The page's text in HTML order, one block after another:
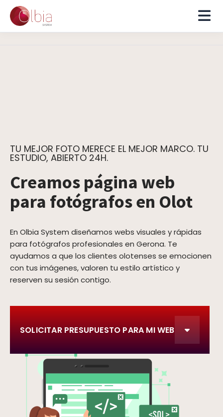
TU MEJOR FOTO MERECE EL MEJOR MARCO. TU
ESTUDIO, ABIERTO 24H.
Creamos página web
para fotógrafos en Olot
En Olbia System diseñamos webs visuales y rápidas
para fotógrafos profesionales en Gerona. Te
ayudamos a que los clientes olotenses se emocionen
con tus imágenes, valoren tu estilo artístico y
reserven su sesión contigo.
SOLICITAR PRESUPUESTO PARA MI WEB